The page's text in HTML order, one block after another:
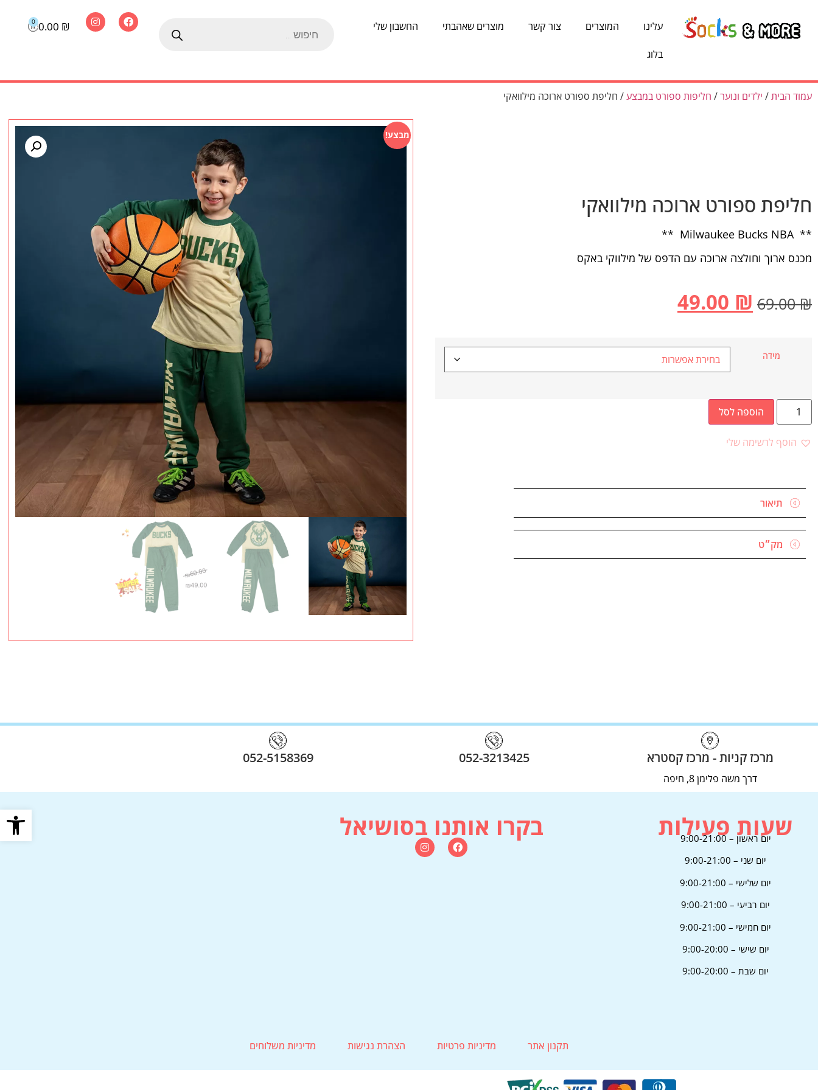
פתח
עלינו המוצרים צור קשר מוצרים שאהבתי החשבון שלי
בלוג
0.00 ₪
0
עמוד הבית/ ילדים ונוער/ חליפות ספורט במבצע/ חליפת ספורט ארוכה מילוואקי
חליפת ספורט ארוכה מילוואקי
** Milwaukee Bucks NBA **
מכנס ארוך וחולצה ארוכה עם הדפס של מילווקי באקס
69.00₪
49.00 ₪
מידה
הוספה לסל
הוסף לרשימה שלי
תיאור
מק״ט
מבצע!
מרכז קניות - מרכז קסטרא
דרך משה פלימן 8, חיפה
052-3213425
052-5158369
שעות פעילות
יום ראשון – 9:00-21:00
יום שני – 9:00-21:00
יום שלישי – 9:00-21:00
יום רביעי – 9:00-21:00
יום חמישי – 9:00-21:00
יום שישי – 9:00-20:00
יום שבת – 9:00-20:00
בקרו אותנו בסושיאל
תקנון אתר מדיניות פרטיות הצהרת נגישות מדיניות משלוחים